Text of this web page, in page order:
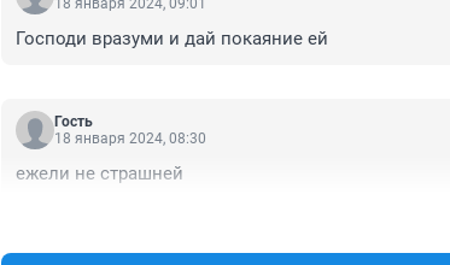
18 января 2024, 09:01
Господи вразуми и дай покаяние ей
Гость
18 января 2024, 08:30
ежели не страшней